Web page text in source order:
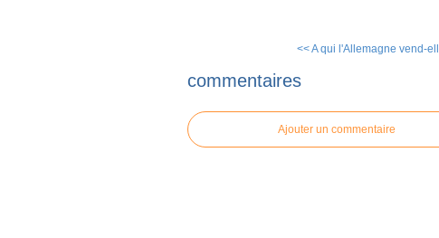
<< A qui l'Allemagne vend-
commentaires
Ajouter un commentaire